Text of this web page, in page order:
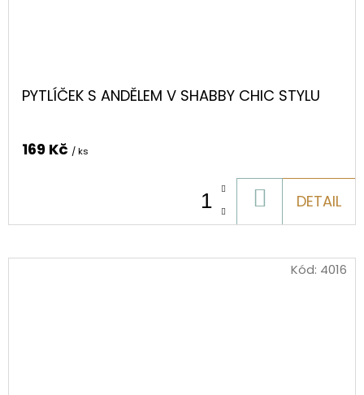
PYTLÍČEK S ANDĚLEM V SHABBY CHIC STYLU
169 Kč / ks
KOŠÍKU
DETAIL
Kód: 4016